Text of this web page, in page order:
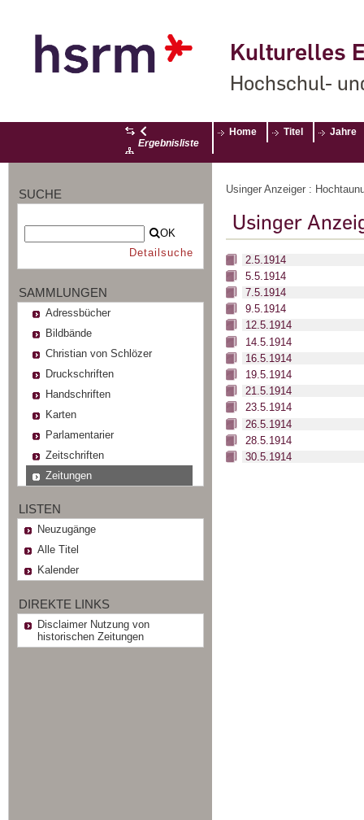
Kulturelles
Hochschul-
Ergebnisliste
Home Titel Jahre
SUCHE
OK
Detailsuche
SAMMLUNGEN
Adressbücher
Bildbände
Christian von Schlözer
Druckschriften
Handschriften
Karten
Parlamentarier
Zeitschriften
Zeitungen
LISTEN
Neuzugänge
Alle Titel
Kalender
DIREKTE LINKS
Disclaimer Nutzung von
historischen Zeitungen
Usinger Anzeiger :
Usinger
2.5.1914
5.5.1914
7.5.1914
9.5.1914
12.5.1914
14.5.1914
16.5.1914
19.5.1914
21.5.1914
23.5.1914
26.5.1914
28.5.1914
30.5.1914